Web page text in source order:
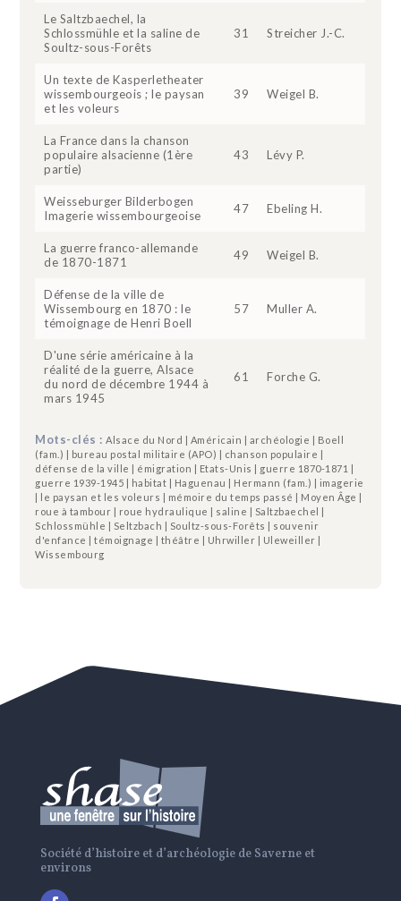
Le Saltzbaechel, la
Schlossmühle et la saline de
Soultz-sous-Forêts
31 Streicher J.-C.
Un texte de Kasperletheater
wissembourgeois ; le paysan
et les voleurs
39 Weigel B.
La France dans la chanson
populaire alsacienne (1ère
partie)
43 Lévy P.
Weisseburger Bilderbogen
Imagerie wissembourgeoise
47 Ebeling H.
La guerre franco-allemande
de 1870-1871
49 Weigel B.
Défense de la ville de
Wissembourg en 1870 : le
témoignage de Henri Boell
57 Muller A.
D'une série américaine à la
réalité de la guerre, Alsace
du nord de décembre 1944 à
mars 1945
61 Forche G.
Mots-clés :Alsace du Nord | Américain | archéologie | Boell
(fam.) | bureau postal militaire (APO) | chanson populaire |
défense de la ville | émigration | Etats-Unis | guerre 1870-1871 |
guerre 1939-1945 | habitat | Haguenau | Hermann (fam.) | imagerie
| le paysan et les voleurs | mémoire du temps passé | Moyen Âge |
roue à tambour | roue hydraulique | saline | Saltzbaechel |
Schlossmühle | Seltzbach | Soultz-sous-Forêts | souvenir
d'enfance | témoignage | théâtre | Uhrwiller | Uleweiller |
Wissembourg
Société d’histoire et d’archéologie de Saverne et
environs